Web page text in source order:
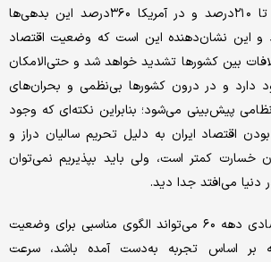
به‌عنوان مثال در چین تا ٢١٠درصد و در آمریکا ٣۶٠درصد این بدهی‌ها
و این نشان‌دهنده این است که وضعیت اقتصاد
بین کشورها تشدید خواهد شد و حتی‌الامکان
دارد و در درون کشورها بی‌نظمی و بحران‌های
پیش‌بینی می‌شود؛ بنابراین نکته‌ای که وجود
اقتصاد ایران به دلیل تحریم سالیان دراز و
خسارت کمتر است، ولی باید بپذیریم نمی‌توان
دنیا می‌افتد جدا دید.
تجربه ستاد بسیج اقتصادی دهه ۶٠ می‌تواند الگوی مناسبی برای وضعیت
بر اساس تجربه به‌دست آمده باشد، سرعت